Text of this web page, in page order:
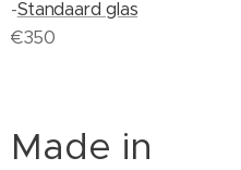
-Standaard glas
€350
Made in